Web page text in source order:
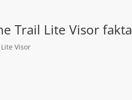
Trail Lite Visor fakta
Visor